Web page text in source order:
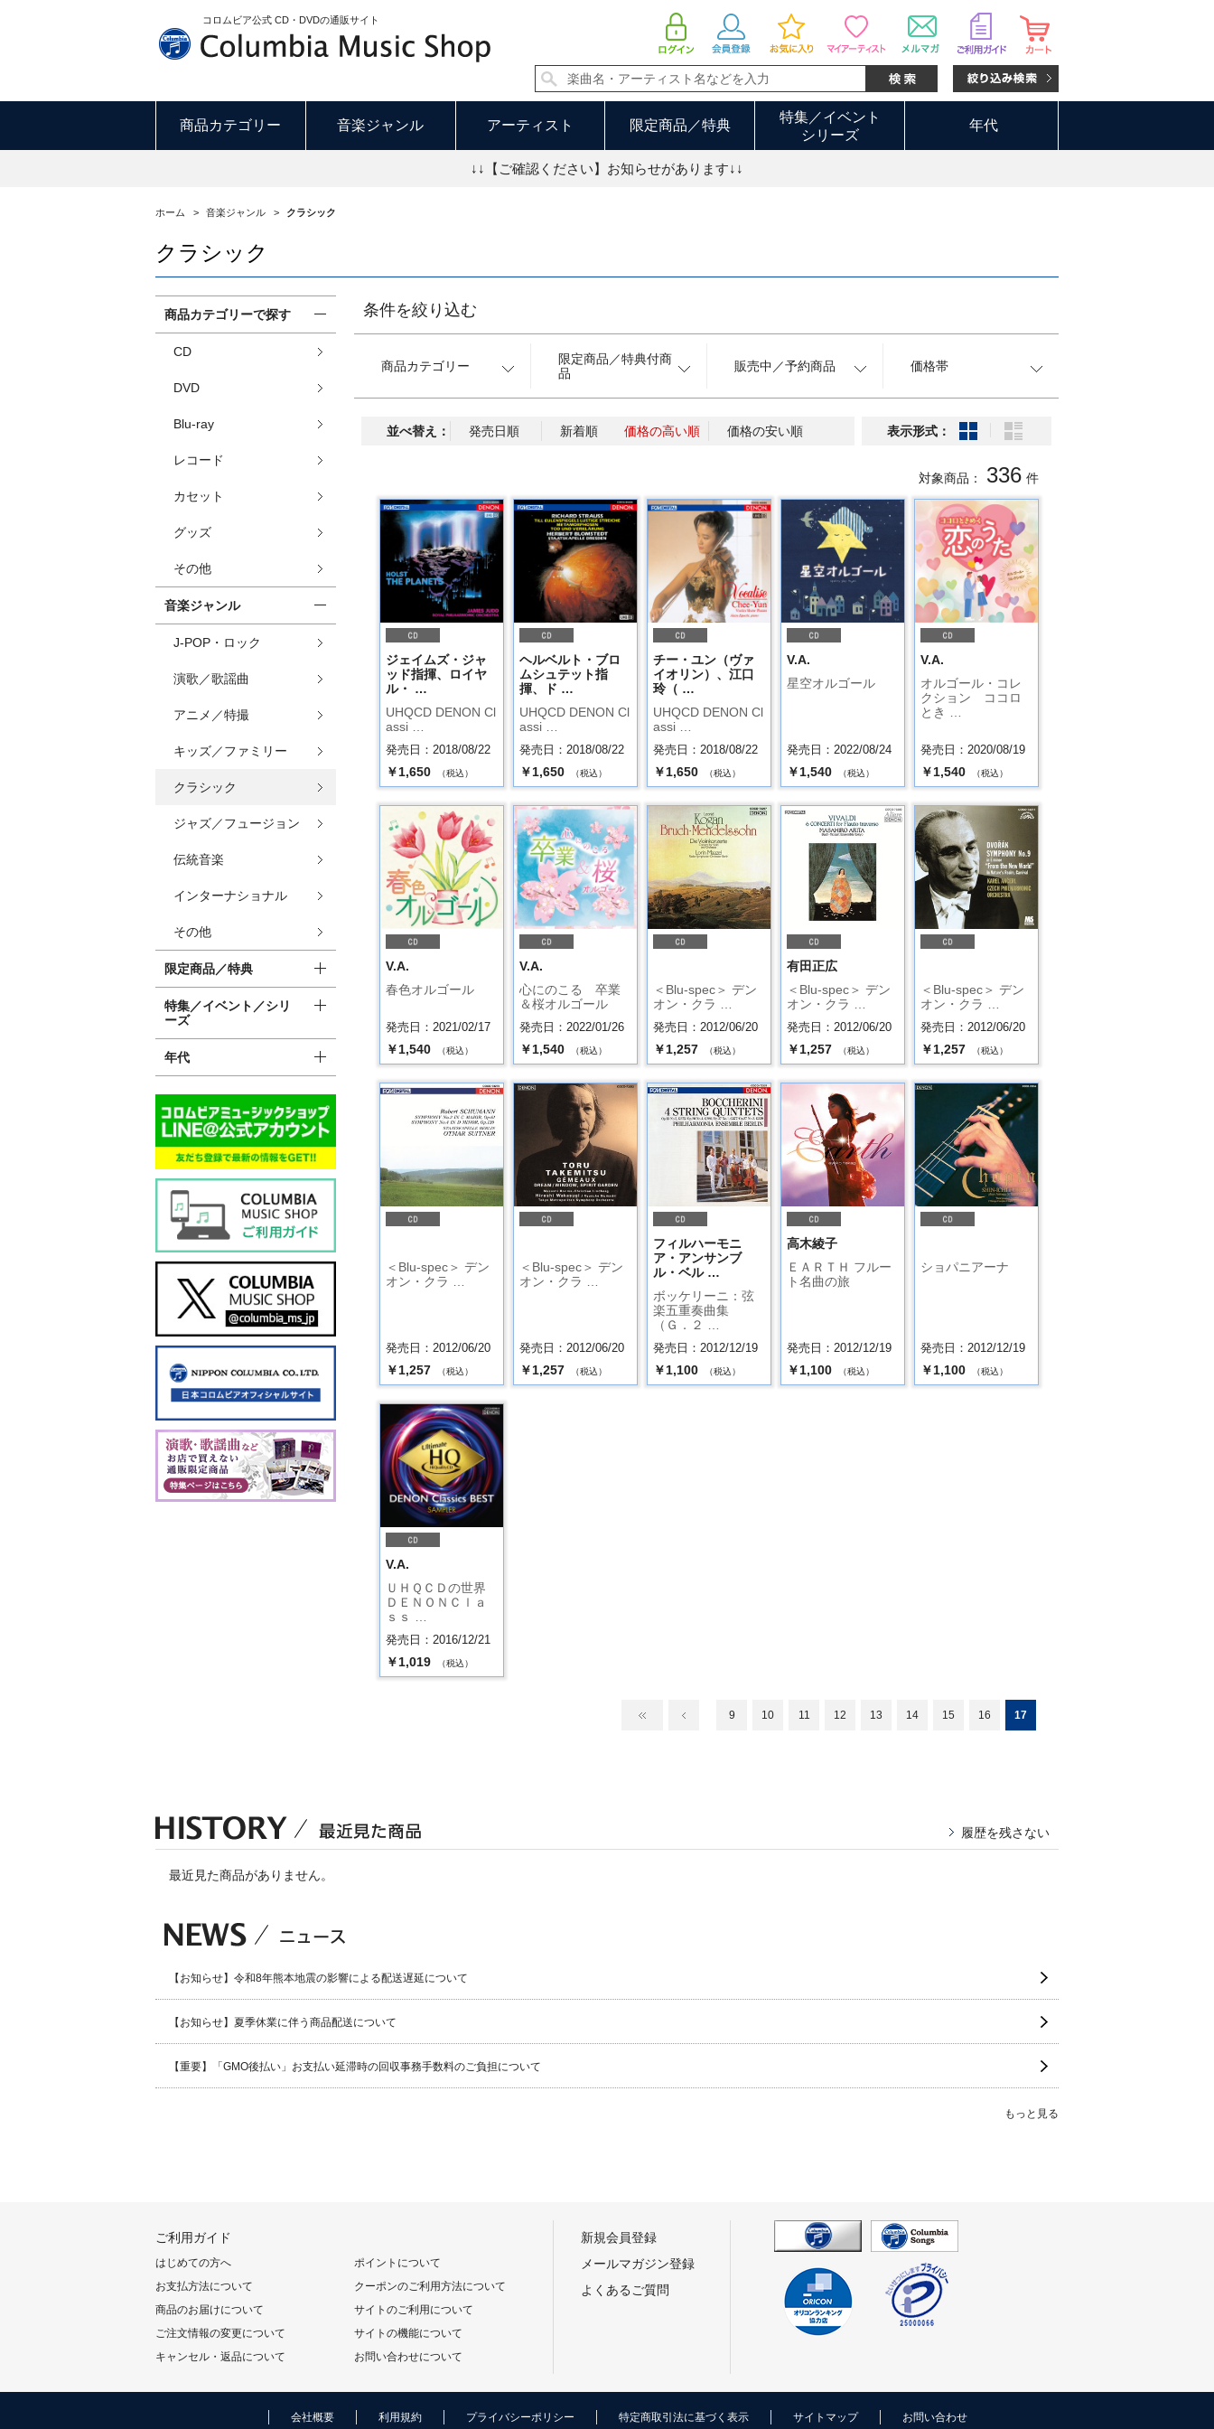
コロムビア公式 CD・DVDの通販サイト
商品カテゴリー 音楽ジャンル アーティスト 限定商品／特典
特集／イベント
シリーズ
年代
↓↓【ご確認ください】お知らせがあります↓↓
ホーム > 音楽ジャンル > クラシック
クラシック
条件を絞り込む
商品カテゴリー
限定商品／特典付商
品
販売中／予約商品 価格帯
並べ替え： 発売日順 新着順 価格の高い順 価格の安い順 表示形式：
対象商品： 336 件
ジェイムズ・ジャ
ッド指揮、ロイヤ
ル・ …
UHQCD DENON Cl
assi …
発売日：2018/08/22
￥1,650 （税込）
ヘルベルト・ブロ
ムシュテット指
揮、ド …
UHQCD DENON Cl
assi …
発売日：2018/08/22
￥1,650 （税込）
チー・ユン（ヴァ
イオリン）、江口
玲（ …
UHQCD DENON Cl
assi …
発売日：2018/08/22
￥1,650 （税込）
V.A.
星空オルゴール
発売日：2022/08/24
￥1,540 （税込）
V.A.
オルゴール・コレ
クション ココロ
とき …
発売日：2020/08/19
￥1,540 （税込）
V.A.
春色オルゴール
発売日：2021/02/17
￥1,540 （税込）
V.A.
心にのこる 卒業
＆桜オルゴール
発売日：2022/01/26
￥1,540 （税込）
＜Blu-spec＞ デン
オン・クラ …
発売日：2012/06/20
￥1,257 （税込）
有田正広
＜Blu-spec＞ デン
オン・クラ …
発売日：2012/06/20
￥1,257 （税込）
＜Blu-spec＞ デン
オン・クラ …
発売日：2012/06/20
￥1,257 （税込）
＜Blu-spec＞ デン
オン・クラ …
発売日：2012/06/20
￥1,257 （税込）
＜Blu-spec＞ デン
オン・クラ …
発売日：2012/06/20
￥1,257 （税込）
フィルハーモニ
ア・アンサンブ
ル・ベル …
ボッケリーニ：弦
楽五重奏曲集
（Ｇ．２ …
発売日：2012/12/19
￥1,100 （税込）
高木綾子
ＥＡＲＴＨ フルー
ト名曲の旅
発売日：2012/12/19
￥1,100 （税込）
ショパニアーナ
発売日：2012/12/19
￥1,100 （税込）
V.A.
ＵＨＱＣＤの世界
ＤＥＮＯＮＣｌａ
ｓｓ …
発売日：2016/12/21
￥1,019 （税込）
9 10 11 12 13 14 15 16 17
商品カテゴリーで探す
CD
DVD
Blu-ray
レコード
カセット
グッズ
その他
音楽ジャンル
J-POP・ロック
演歌／歌謡曲
アニメ／特撮
キッズ／ファミリー
クラシック
ジャズ／フュージョン
伝統音楽
インターナショナル
その他
限定商品／特典
特集／イベント／シリ
ーズ
年代
最近見た商品がありません。
履歴を残さない
【お知らせ】令和8年熊本地震の影響による配送遅延について
【お知らせ】夏季休業に伴う商品配送について
【重要】「GMO後払い」お支払い延滞時の回収事務手数料のご負担について
もっと見る
ご利用ガイド
はじめての方へ
お支払方法について
商品のお届けについて
ご注文情報の変更について
キャンセル・返品について
ポイントについて
クーポンのご利用方法について
サイトのご利用について
サイトの機能について
お問い合わせについて
新規会員登録
メールマガジン登録
よくあるご質問
会社概要 利用規約 プライバシーポリシー 特定商取引法に基づく表示 サイトマップ お問い合わせ